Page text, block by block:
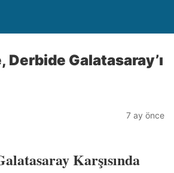
Derbide Galatasaray’ı
7 ay önce
Karşısında